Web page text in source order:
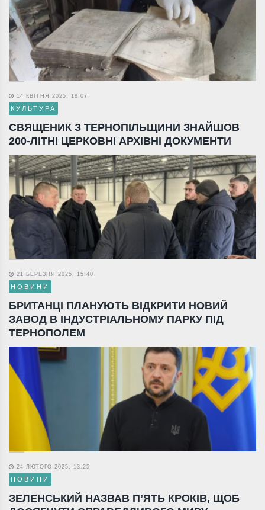
14 КВІТНЯ 2025, 18:07
КУЛЬТУРА
СВЯЩЕНИК З ТЕРНОПІЛЬЩИНИ ЗНАЙШОВ
200-ЛІТНІ ЦЕРКОВНІ АРХІВНІ ДОКУМЕНТИ
21 БЕРЕЗНЯ 2025, 15:40
НОВИНИ
БРИТАНЦІ ПЛАНУЮТЬ ВІДКРИТИ НОВИЙ
ЗАВОД В ІНДУСТРІАЛЬНОМУ ПАРКУ ПІД
ТЕРНОПОЛЕМ
24 ЛЮТОГО 2025, 13:25
НОВИНИ
ЗЕЛЕНСЬКИЙ НАЗВАВ П’ЯТЬ КРОКІВ, ЩОБ